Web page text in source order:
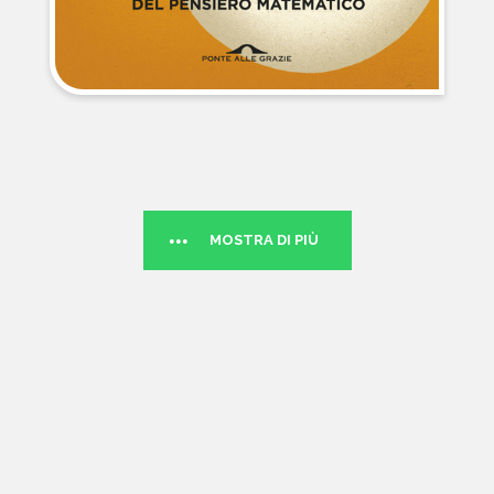
MOSTRA DI PIÙ